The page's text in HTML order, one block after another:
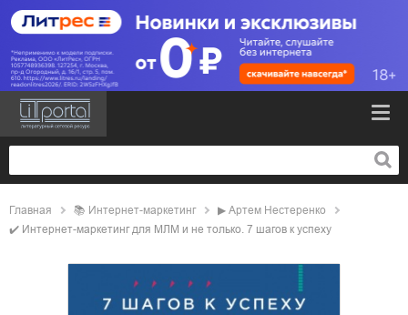
Главная 📚 интернет-маркетинг ▶ Артем Нестеренко
✔️ Интернет-маркетинг для МЛМ и не только. 7 шагов к успеху